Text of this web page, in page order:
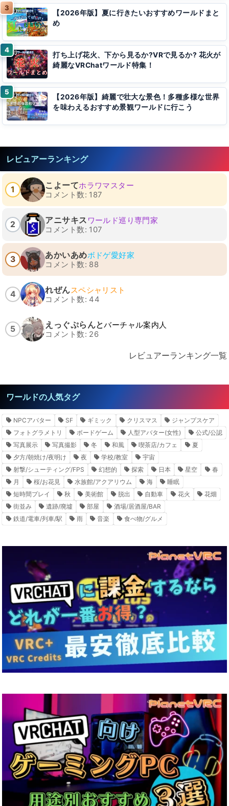
【2026年版】夏に行きたいおすすめワールドまと
め
打ち上げ花火、下から見るか?VRで見るか? 花火が
綺麗なVRChatワールド特集！
【2026年版】綺麗で壮大な景色！多種多様な世界
を味わえるおすすめ景観ワールドに行こう
レビュアーランキング
1 こよーてホラワマスター
コメント数: 187
2 アニサキス ワールド巡り専門家
コメント数: 107
3 あかいあめボドゲ愛好家
コメント数: 88
4 れぜんスペシャリスト
コメント数: 44
5 えっぐぷらんとバーチャル案内人
コメント数: 26
レビュアーランキング一覧
ワールドの人気タグ
NPCアバター SF ギミック クリスマス
ジャンプスケア
フォトグラメトリ
ボードゲーム 人型アバター(女性)
公式/公認
写真展示
写真撮影 冬 和風 喫茶店/カフェ
夏
夕方/朝焼け/夜明け
夜 学校/教室
宇宙
射撃/シューティング/FPS
幻想的 探索 日本 星空
春
月
桜/お花見 水族館/アクアリウム 海
睡眠
短時間プレイ
秋 美術館 脱出 自動車 花火
花畑
街並み
遺跡/廃墟 部屋
酒場/居酒屋/BAR
鉄道/電車/列車/駅
雨 音楽 食べ物/グルメ